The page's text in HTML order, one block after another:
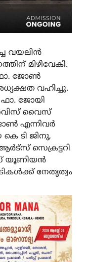
വയലിൻ
മിഴിവേകി.
ജോൺ
വഹിച്ചു.
ജോയി
വൈസ്
എന്നിവർ
ടി ജിനു,
സെക്രട്ടറി
യൂണിയൻ
നേതൃത്വം